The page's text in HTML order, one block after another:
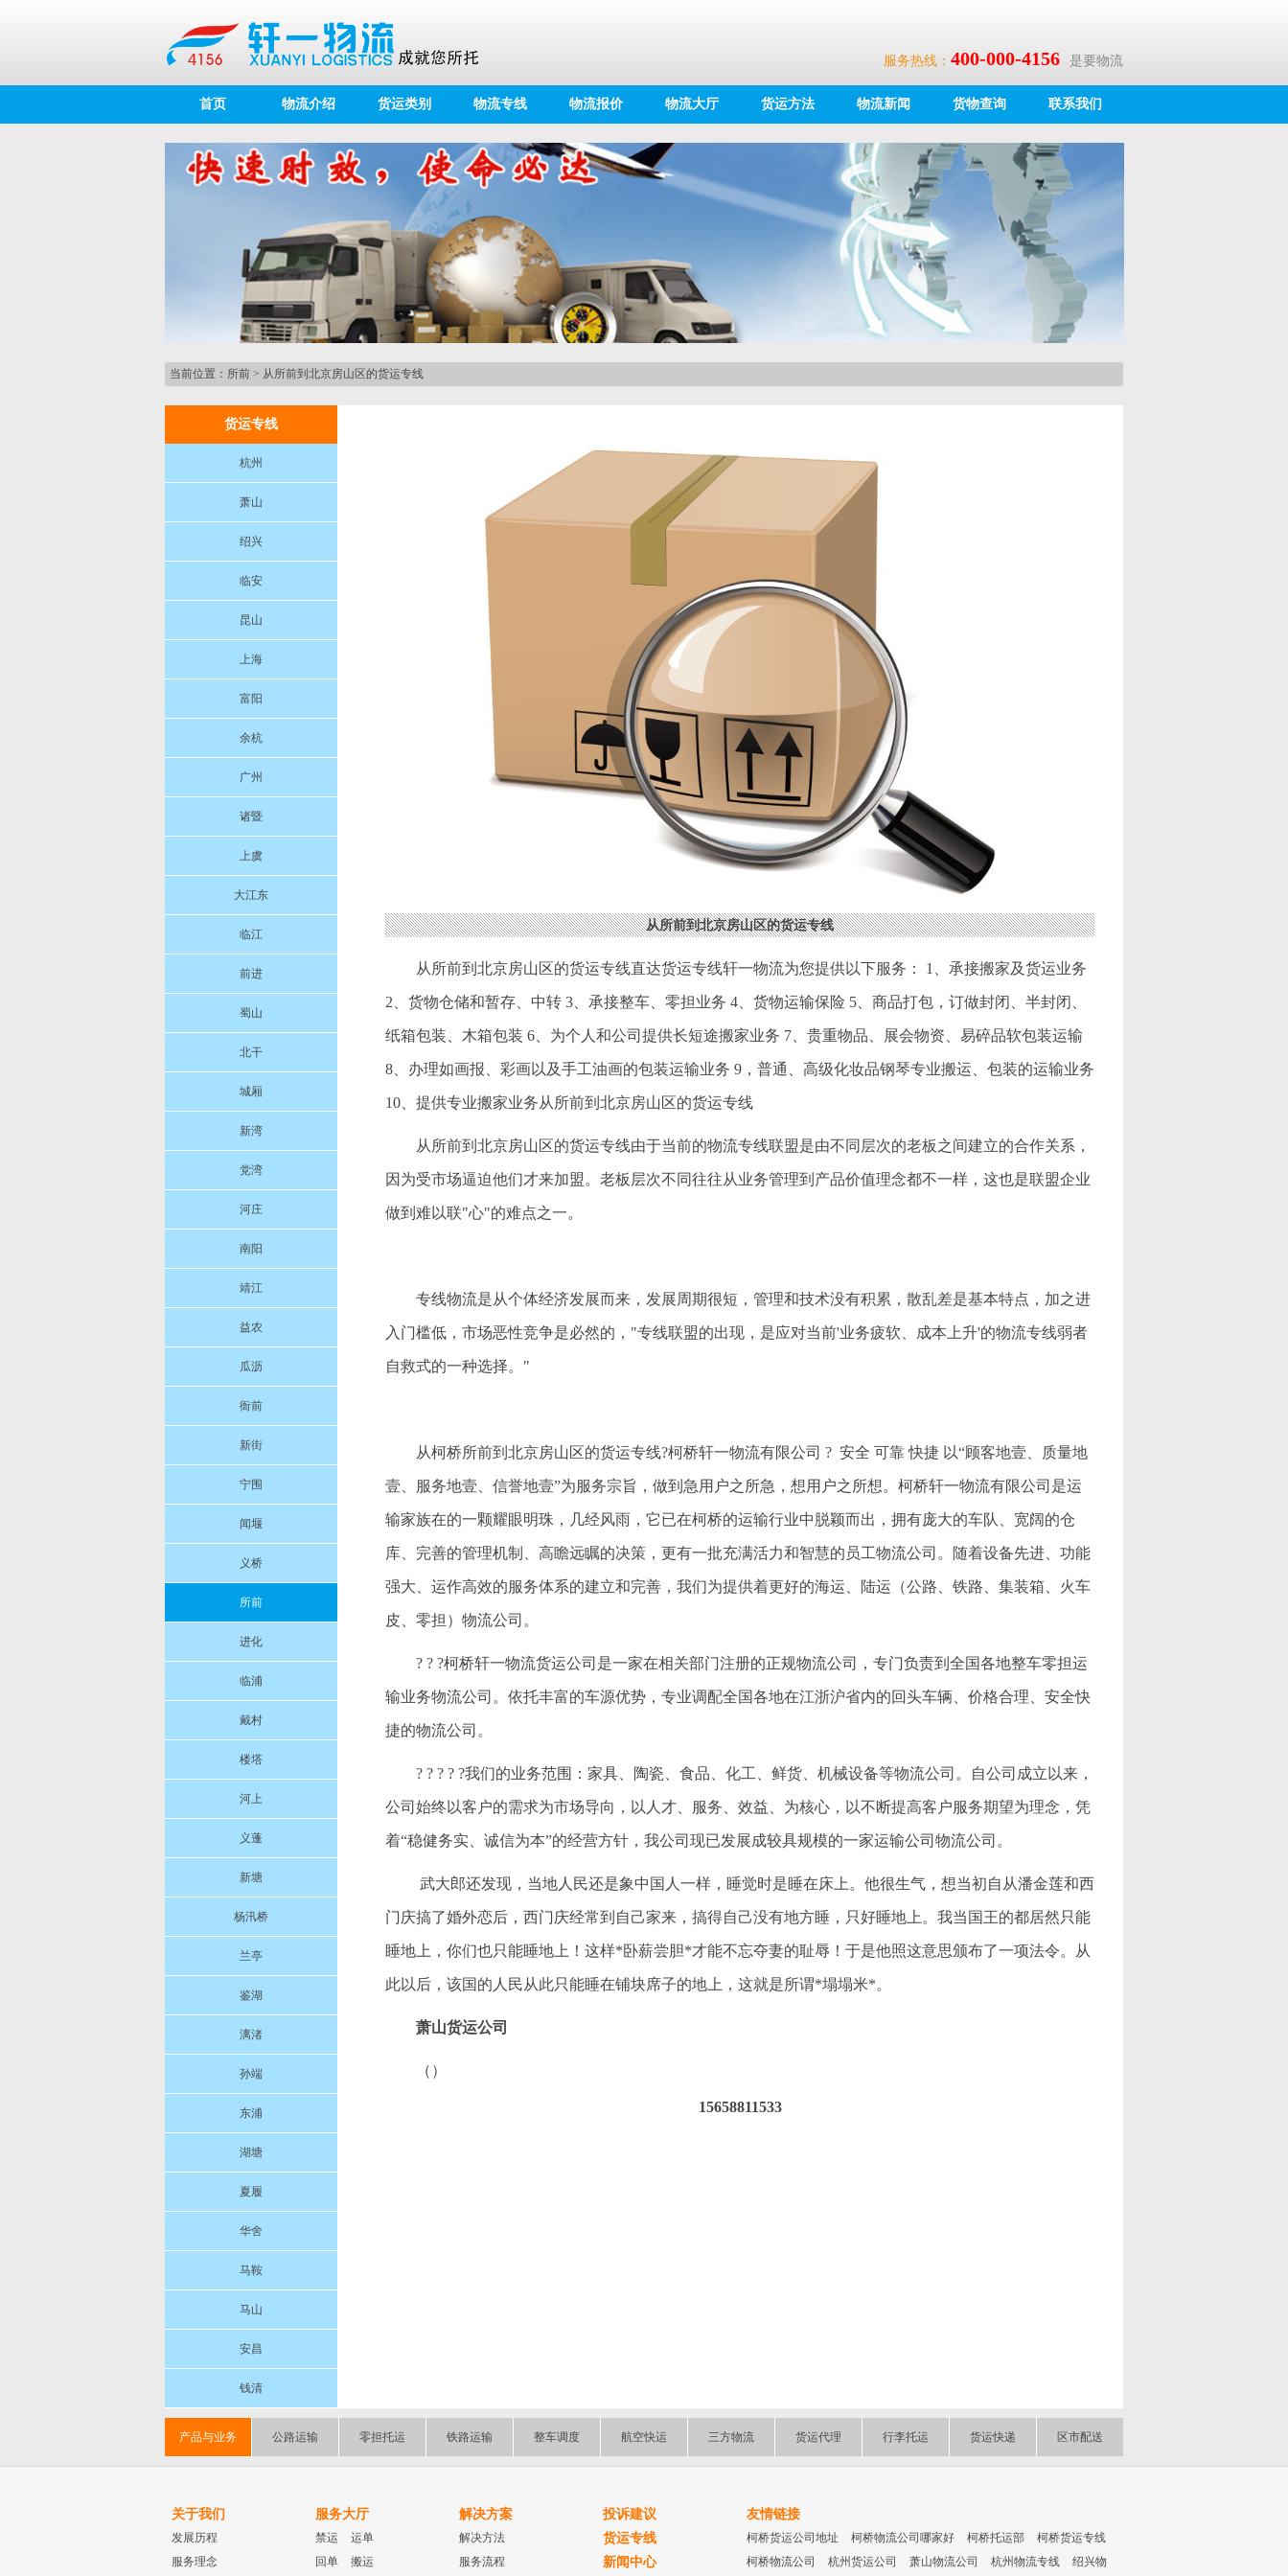
服务热线： 400-000-4156 是要物流
首页 物流介绍 货运类别 物流专线 物流报价 物流大厅 货运方法 物流新闻 货物查询 联系我们
当前位置： 所前 > 从所前到北京房山区的货运专线
货运专线
杭州
萧山
绍兴
临安
昆山
上海
富阳
余杭
广州
诸暨
上虞
大江东
临江
前进
蜀山
北干
城厢
新湾
党湾
河庄
南阳
靖江
益农
瓜沥
衙前
新街
宁围
闻堰
义桥
所前
进化
临浦
戴村
楼塔
河上
义蓬
新塘
杨汛桥
兰亭
鉴湖
漓渚
孙端
东浦
湖塘
夏履
华舍
马鞍
马山
安昌
钱清
从所前到北京房山区的货运专线
从所前到北京房山区的货运专线直达货运专线轩一物流为您提供以下服务： 1、承接搬家及货运业务
2、货物仓储和暂存、中转 3、承接整车、零担业务 4、货物运输保险 5、商品打包，订做封闭、半封闭、
纸箱包装、木箱包装 6、为个人和公司提供长短途搬家业务 7、贵重物品、展会物资、易碎品软包装运输
8、办理如画报、彩画以及手工油画的包装运输业务 9，普通、高级化妆品钢琴专业搬运、包装的运输业务
10、提供专业搬家业务从所前到北京房山区的货运专线
从所前到北京房山区的货运专线由于当前的物流专线联盟是由不同层次的老板之间建立的合作关系，
因为受市场逼迫他们才来加盟。老板层次不同往往从业务管理到产品价值理念都不一样，这也是联盟企业
做到难以联"心"的难点之一。
专线物流是从个体经济发展而来，发展周期很短，管理和技术没有积累，散乱差是基本特点，加之进
入门槛低，市场恶性竞争是必然的，"专线联盟的出现，是应对当前'业务疲软、成本上升'的物流专线弱者
自救式的一种选择。"
从柯桥所前到北京房山区的货运专线?柯桥轩一物流有限公司 ? 安全 可靠 快捷 以“顾客地壹、质量地
壹、服务地壹、信誉地壹”为服务宗旨，做到急用户之所急，想用户之所想。柯桥轩一物流有限公司是运
输家族在的一颗耀眼明珠，几经风雨，它已在柯桥的运输行业中脱颖而出，拥有庞大的车队、宽阔的仓
库、完善的管理机制、高瞻远瞩的决策，更有一批充满活力和智慧的员工物流公司。随着设备先进、功能
强大、运作高效的服务体系的建立和完善，我们为提供着更好的海运、陆运（公路、铁路、集装箱、火车
皮、零担）物流公司。
? ? ?柯桥轩一物流货运公司是一家在相关部门注册的正规物流公司，专门负责到全国各地整车零担运
输业务物流公司。依托丰富的车源优势，专业调配全国各地在江浙沪省内的回头车辆、价格合理、安全快
捷的物流公司。
? ? ? ? ?我们的业务范围：家具、陶瓷、食品、化工、鲜货、机械设备等物流公司。自公司成立以来，
公司始终以客户的需求为市场导向，以人才、服务、效益、为核心，以不断提高客户服务期望为理念，凭
着“稳健务实、诚信为本”的经营方针，我公司现已发展成较具规模的一家运输公司物流公司。
武大郎还发现，当地人民还是象中国人一样，睡觉时是睡在床上。他很生气，想当初自从潘金莲和西
门庆搞了婚外恋后，西门庆经常到自己家来，搞得自己没有地方睡，只好睡地上。我当国王的都居然只能
睡地上，你们也只能睡地上！这样*卧薪尝胆*才能不忘夺妻的耻辱！于是他照这意思颁布了一项法令。从
此以后，该国的人民从此只能睡在铺块席子的地上，这就是所谓*塌塌米*。
萧山货运公司
（）
15658811533
产品与业务 公路运输 零担托运 铁路运输 整车调度 航空快运 三方物流 货运代理 行李托运 货运快递 区市配送
关于我们
发展历程
服务理念
服务大厅
禁运
运单
回单
搬运
解决方案
解决方法
服务流程
投诉建议
货运专线
新闻中心
友情链接
柯桥货运公司地址 柯桥物流公司哪家好 柯桥托运部
柯桥货运专线
柯桥物流公司
杭州货运公司 萧山物流公司 杭州物流专线 绍兴物